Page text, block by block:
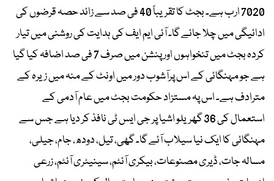
7020 ارب ہے۔ بجٹ کا تقریباً 40 فی صد سے زائد حصہ قرضوں کی
ادائیگی میں چلا جائے گا۔ آئی ایم ایف کی ہدایت کی روشنی میں تیار
کردہ بجٹ میں تنخواہوں اور پنشن میں صرف 7 فی صد اضافہ کیا گیا
ہے جو مہنگائی کے اس پرآشوب دور میں اونٹ کے منہ میں زیرہ کے
مترادف ہے۔ اس پہ مستزاد حکومت بجٹ میں عام آدمی کے
استعمال کی 36 گھریلو اشیا پر جی ایس ٹی نافذ کر دیا ہے جس سے
مہنگائی کا ایک نیا سیلاب آئے گا۔ گھی، تیل، دودھ، جام، جیلی،
مسالہ جات، ڈیری مصنوعات، بیکری آئٹم، سینیٹری آئٹم، زرعی